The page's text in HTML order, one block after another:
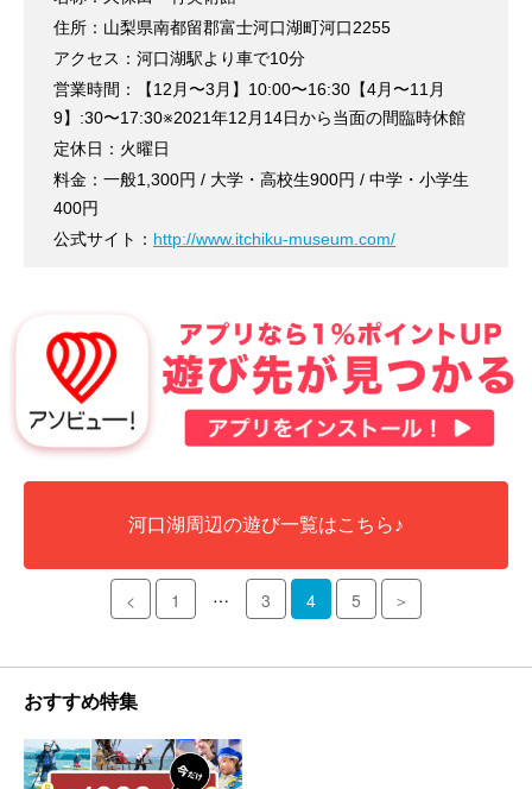
住所：山梨県南都留郡富士河口湖町河口2255
アクセス：河口湖駅より車で10分
営業時間：【12月〜3月】10:00〜16:30【4月〜11月
9】:30〜17:30※2021年12月14日から当面の間臨時休館
定休日：火曜日
料金：一般1,300円 / 大学・高校生900円 / 中学・小学生
400円
公式サイト： http://www.itchiku-museum.com/
河口湖周辺の遊び一覧はこちら♪
< 1 … 3 4 5 ＞
おすすめ特集